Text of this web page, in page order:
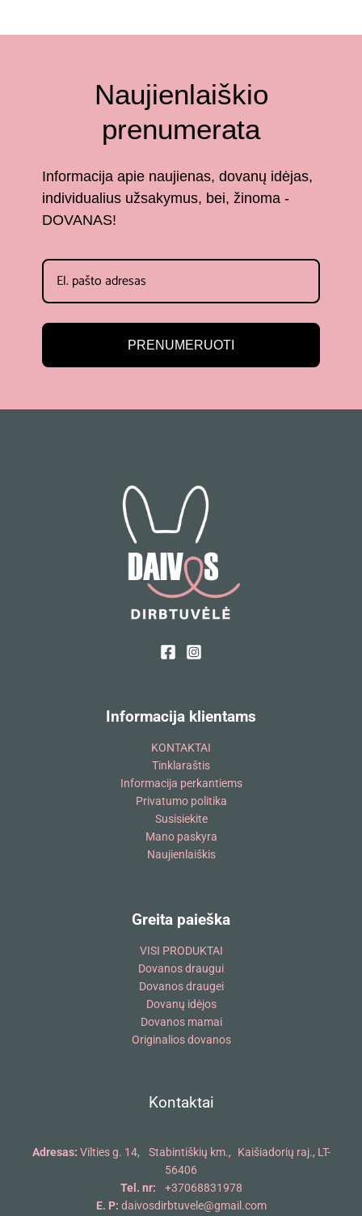
Naujienlaiškio
prenumerata
Informacija apie naujienas, dovanų idėjas,
individualius užsakymus, bei, žinoma -
DOVANAS!
PRENUMERUOTI
Informacija klientams
KONTAKTAI
Tinklaraštis
Informacija perkantiems
Privatumo politika
Susisiekite
Mano paskyra
Naujienlaiškis
Greita paieška
VISI PRODUKTAI
Dovanos draugui
Dovanos draugei
Dovanų idėjos
Dovanos mamai
Originalios dovanos
Kontaktai
Adresas: Vilties g. 14, Stabintiškių km., Kaišiadorių raj., LT-
56406
Tel. nr:
+37068831978
E. P: daivosdirbtuvele@gmail.com